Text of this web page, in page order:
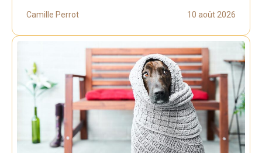
Camille Perrot 10 août 2026